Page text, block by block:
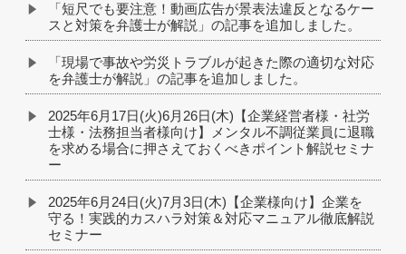
「短尺でも要注意！動画広告が景表法違反となるケー
スと対策を弁護士が解説」の記事を追加しました。
「現場で事故や労災トラブルが起きた際の適切な対応
を弁護士が解説」の記事を追加しました。
2025年6月17日(火)6月26日(木)【企業経営者様・社労
士様・法務担当者様向け】メンタル不調従業員に退職
を求める場合に押さえておくべきポイント解説セミナ
ー
2025年6月24日(火)7月3日(木)【企業様向け】企業を
守る！実践的カスハラ対策＆対応マニュアル徹底解説
セミナー